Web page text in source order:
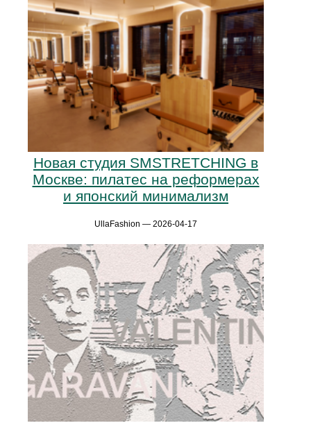
Новая студия SMSTRETCHING в
Москве: пилатес на реформерах
и японский минимализм
UllaFashion — 2026-04-17